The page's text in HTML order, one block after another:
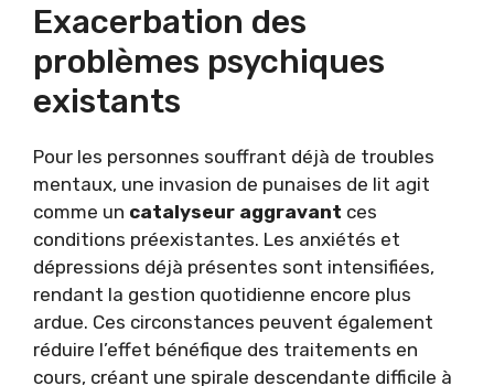
Exacerbation des
problèmes psychiques
existants
Pour les personnes souffrant déjà de troubles
mentaux, une invasion de punaises de lit agit
comme un catalyseur aggravant ces
conditions préexistantes. Les anxiétés et
dépressions déjà présentes sont intensifiées,
rendant la gestion quotidienne encore plus
ardue. Ces circonstances peuvent également
réduire l’effet bénéfique des traitements en
cours, créant une spirale descendante difficile à